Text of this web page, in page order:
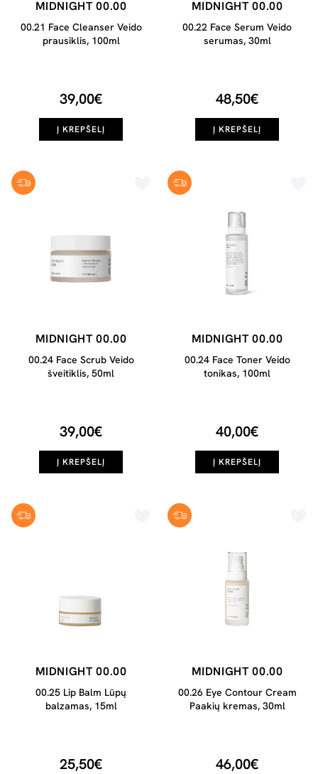
MIDNIGHT 00.00
00.21 Face Cleanser Veido
prausiklis, 100ml
39,00€
Į KREPŠELĮ
MIDNIGHT 00.00
00.22 Face Serum Veido
serumas, 30ml
48,50€
Į KREPŠELĮ
MIDNIGHT 00.00
00.24 Face Scrub Veido
šveitiklis, 50ml
39,00€
Į KREPŠELĮ
MIDNIGHT 00.00
00.24 Face Toner Veido
tonikas, 100ml
40,00€
Į KREPŠELĮ
MIDNIGHT 00.00
00.25 Lip Balm Lūpų
balzamas, 15ml
25,50€
MIDNIGHT 00.00
00.26 Eye Contour Cream
Paakių kremas, 30ml
46,00€